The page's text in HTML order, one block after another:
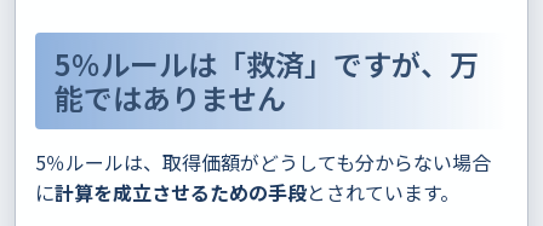
5％ルールは「救済」ですが、万
能ではありません
5％ルールは、取得価額がどうしても分からない場合
に計算を成立させるための手段とされています。